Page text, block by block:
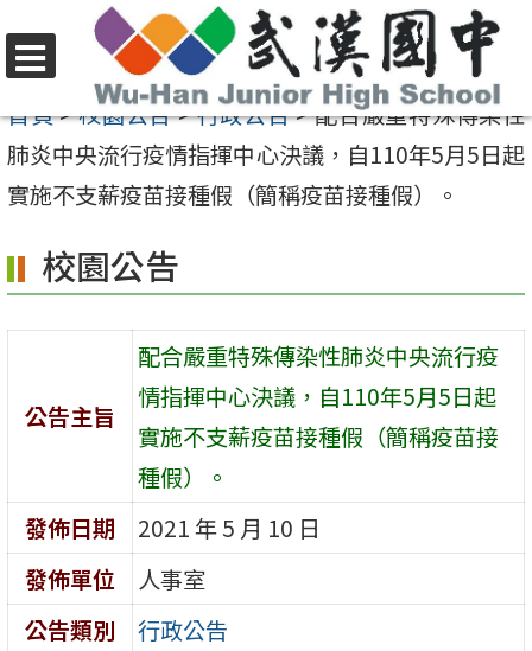
至
要
內
區
選
單
首頁>校園公告>行政公告>配合嚴重特殊傳染性
肺炎中央流行疫情指揮中心決議，自110年5月5日起
實施不支薪疫苗接種假（簡稱疫苗接種假）。
校園公告
公告主旨
配合嚴重特殊傳染性肺炎中央流行疫
情指揮中心決議，自110年5月5日起
實施不支薪疫苗接種假（簡稱疫苗接
種假）。
發佈日期
2021 年 5 月 10 日
發佈單位
人事室
公告類別
行政公告